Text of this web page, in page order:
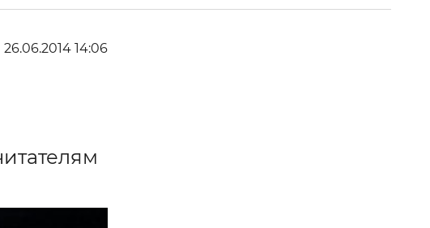
26.06.2014 14:06